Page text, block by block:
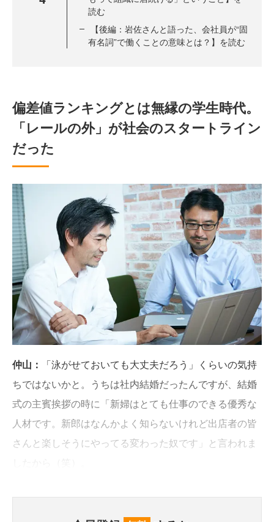
読む
【後編：岩佐さんと語った、会社員が“固
有名詞”で働くことの意味とは？】を読む
偏差値ランキングとは無縁の学生時代。
「レールの外」が社会のスタートライン
だった
仲山：
「泳がせておいても大丈夫だろう」くらいの気持
ちではないかと。うちは社内結婚だったんですが、結婚
式の主賓挨拶の時に「新婦はとても仕事のできる優秀な
人材です。新郎はなんかよく知らないけれど出店者の皆
さんと楽しそうにやってる変わった奴です」と言われま